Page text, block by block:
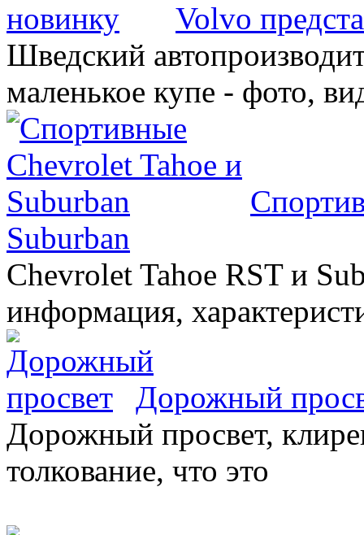
Volvo
Шведский
маленькое купе - фото,
Suburban
Chevrolet Tahoe RST и
информация,
Дорожный
Дорожный просвет,
толкование, что это